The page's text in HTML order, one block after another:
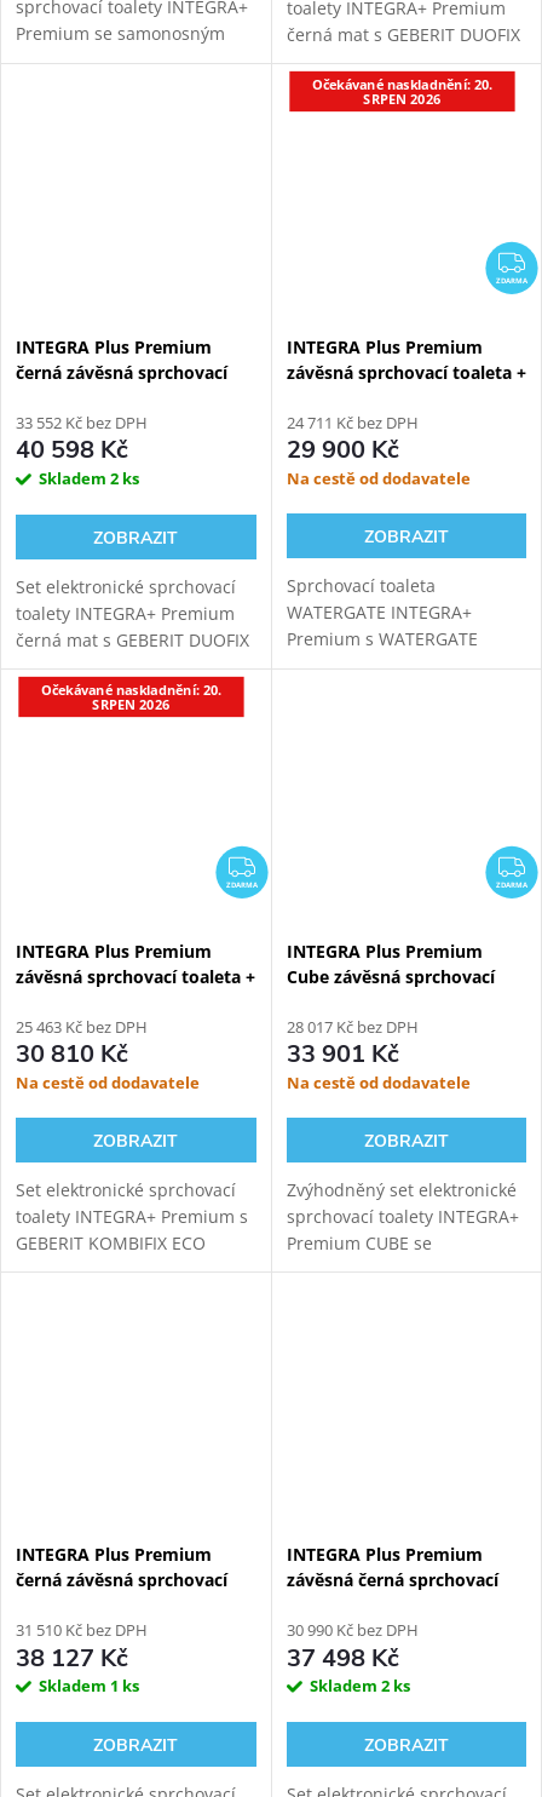
sprchovací toalety INTEGRA+
Premium se samonosným
bílým sanitárním modulem
toalety INTEGRA+ Premium
černá mat s GEBERIT DUOFIX
111.925.00.6 modulem pro
závěsné WC. Oproti základní
verzi přináší INTEGRA+
INTEGRA Plus Premium
černá závěsná sprchovací
111.367.00.5
33 552 Kč bez DPH
40 598 Kč
Skladem 2 ks
ZOBRAZIT
Set elektronické sprchovací
toalety INTEGRA+ Premium
černá mat s GEBERIT DUOFIX
111.367.00.5 modulem pro
závěsné WC. Oproti základní
verzi přináší INTEGRA+
Očekávané naskladnění: 20.
SRPEN 2026
ZDARMA
INTEGRA Plus Premium
závěsná sprchovací toaleta +
WG-MS002
24 711 Kč bez DPH
29 900 Kč
Na cestě od dodavatele
ZOBRAZIT
Sprchovací toaleta
WATERGATE INTEGRA+
Premium s WATERGATE
EASYFIX PLUS montážním
Očekávané naskladnění: 20.
SRPEN 2026
ZDARMA
ZDARMA
INTEGRA Plus Premium
závěsná sprchovací toaleta +
110.302.00.5
25 463 Kč bez DPH
30 810 Kč
Na cestě od dodavatele
ZOBRAZIT
Set elektronické sprchovací
toalety INTEGRA+ Premium s
GEBERIT KOMBIFIX ECO
110.302.00.5 modulem pro
ZDARMA
INTEGRA Plus Premium
Cube závěsná sprchovací
WG-KBWW
28 017 Kč bez DPH
33 901 Kč
Na cestě od dodavatele
ZOBRAZIT
Zvýhodněný set elektronické
sprchovací toalety INTEGRA+
Premium CUBE se
samonosným bílým
INTEGRA Plus Premium
černá závěsná sprchovací
111.300.00.6
31 510 Kč bez DPH
38 127 Kč
Skladem 1 ks
ZOBRAZIT
INTEGRA Plus Premium
závěsná černá sprchovací
111.925.00.5
30 990 Kč bez DPH
37 498 Kč
Skladem 2 ks
ZOBRAZIT